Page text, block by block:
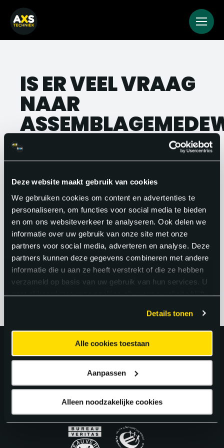
Deze website maakt gebruik van cookies
We gebruiken cookies om content en advertenties te
personaliseren, om functies voor social media te bieden
en om ons websiteverkeer te analyseren. Ook delen we
informatie over uw gebruik van onze site met onze
partners voor social media, adverteren en analyse. Deze
partners kunnen deze gegevens combineren met andere
informatie die u aan ze heeft verstrekt of die ze hebben
verzameld op basis van uw gebruik van hun services. U
gaat akkoord met onze cookies als u onze website blijft
Details tonen
Alle cookies toestaan
Aanpassen
Alleen noodzakelijke cookies
IS ER VEEL VRAAG
NAAR
Absoluut. De vraag naar vakbekwame
assemblagemedewerkers is groot, zeker
in de hightech en elektronica industrie.
Bedrijven zoeken continu naar mensen
die nauwkeurig, betrouwbaar en
technisch onderlegd zijn. Dit geeft jou als
medewerker een sterke positie op de
arbeidsmarkt.
Uitstekend!
4.6uit 5 van163Google Reviews.